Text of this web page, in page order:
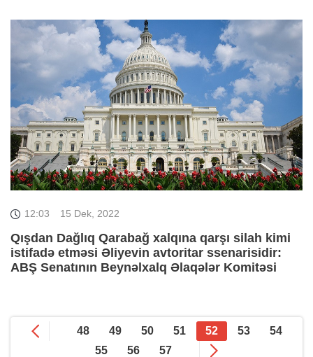
12:03 15 Dek, 2022
Qışdan Dağlıq Qarabağ xalqına qarşı silah kimi
istifadə etməsi Əliyevin avtoritar ssenarisidir:
ABŞ Senatının Beynəlxalq Əlaqələr Komitəsi
48 49 50 51 52 53
54
55
56 57